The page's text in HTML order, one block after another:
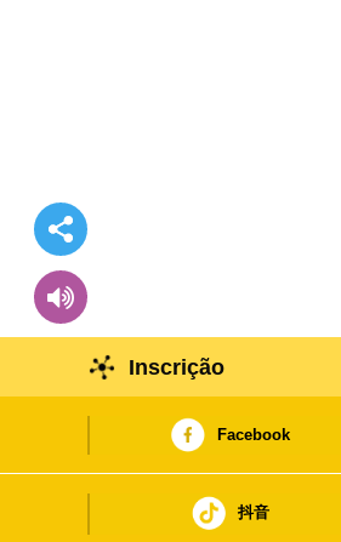
Inscrição
Facebook
抖音